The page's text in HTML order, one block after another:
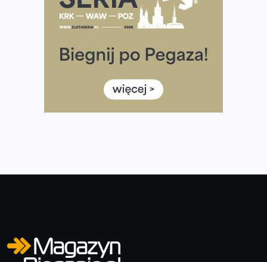
Wystartuje rekordowa liczba uczestników
35. Bieg Powstania Warszawskiego – praktyczny
Ile razy w tygodniu biegać? 3 treningi wystarczą? Jak
często biegać, żeby robić postępy
Już w ten weekend! Przed nami Nocny Portowy Maraton
i Półmaraton Szczeciński. Wszystko, co warto wiedzieć